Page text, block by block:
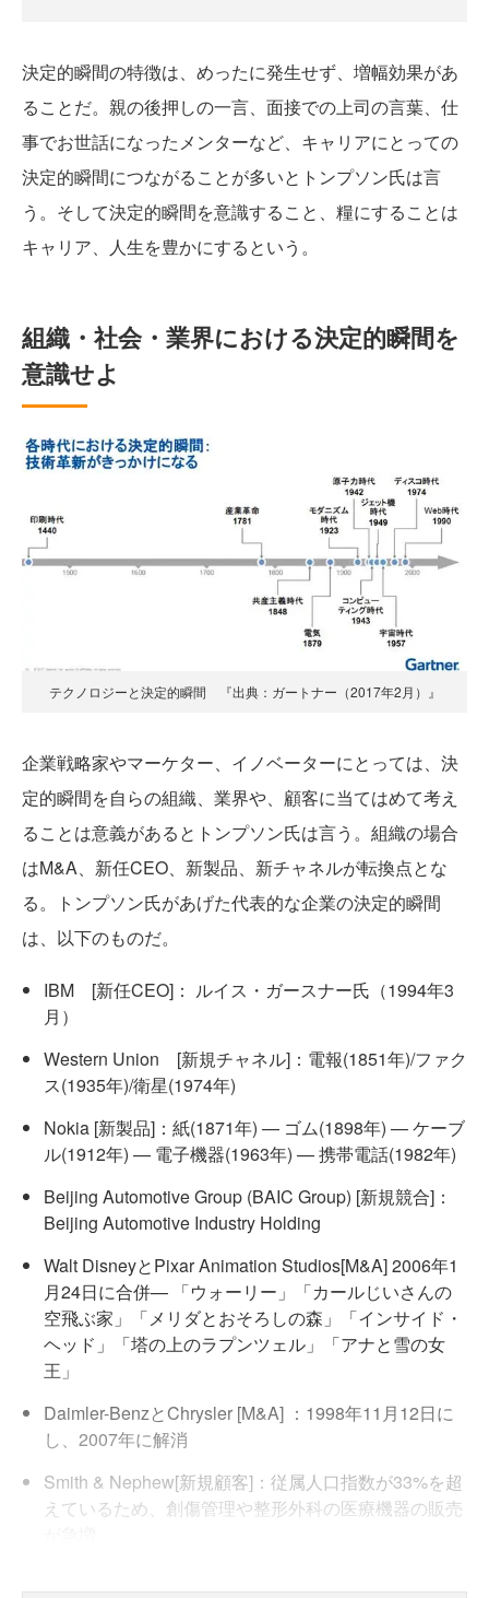
決定的瞬間の特徴は、めったに発生せず、増幅効果があ
ることだ。親の後押しの一言、面接での上司の言葉、仕
事でお世話になったメンターなど、キャリアにとっての
決定的瞬間につながることが多いとトンプソン氏は言
う。そして決定的瞬間を意識すること、糧にすることは
キャリア、人生を豊かにするという。
組織・社会・業界における決定的瞬間を
意識せよ
テクノロジーと決定的瞬間 『出典：ガートナー（2017年2月）』
企業戦略家やマーケター、イノベーターにとっては、決
定的瞬間を自らの組織、業界や、顧客に当てはめて考え
ることは意義があるとトンプソン氏は言う。組織の場合
はM&A、新任CEO、新製品、新チャネルが転換点とな
る。トンプソン氏があげた代表的な企業の決定的瞬間
は、以下のものだ。
IBM [新任CEO]： ルイス・ガースナー氏（1994年3
月）
Western Union [新規チャネル]：電報(1851年)/ファク
ス(1935年)/衛星(1974年)
Nokia [新製品]：紙(1871年) — ゴム(1898年) — ケーブ
ル(1912年) — 電子機器(1963年) — 携帯電話(1982年)
Beijing Automotive Group (BAIC Group) [新規競合]：
Beijing Automotive Industry Holding
Walt DisneyとPixar Animation Studios[M&A] 2006年1
月24日に合併— 「ウォーリー」「カールじいさんの
空飛ぶ家」「メリダとおそろしの森」「インサイド・
ヘッド」「塔の上のラプンツェル」「アナと雪の女
王」
Daimler-BenzとChrysler [M&A] ：1998年11月12日に
し、2007年に解消
Smith & Nephew[新規顧客]：従属人口指数が33%を超
えているため、創傷管理や整形外科の医療機器の販売